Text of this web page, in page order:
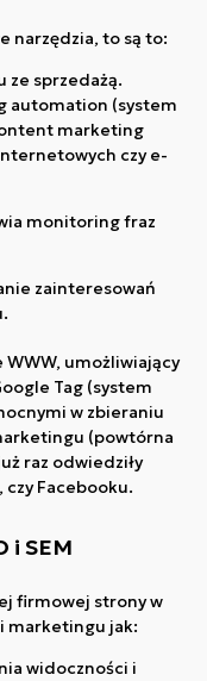
narzędzia, to są to:
ze sprzedażą.
automation (system
marketing
czy e-
monitoring fraz
zainteresowań
umożliwiający
Tag (system
w zbieraniu
(powtórna
raz odwiedziły
Facebooku.
i SEM
firmowej strony w
marketingu jak:
widoczności i